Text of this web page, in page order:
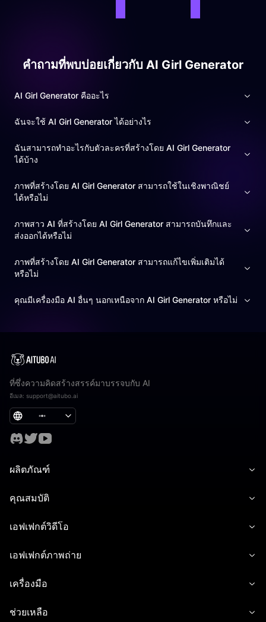
คำถามที่พบบ่อยเกี่ยวกับ AI Girl Generator
AI Girl Generator คืออะไร
ฉันจะใช้ AI Girl Generator ได้อย่างไร
ฉันสามารถทำอะไรกับตัวละครที่สร้างโดย AI Girl Generator
ได้บ้าง
ภาพที่สร้างโดย AI Girl Generator สามารถใช้ในเชิงพาณิชย์
ได้หรือไม่
ภาพสาว AI ที่สร้างโดย AI Girl Generator สามารถบันทึกและ
ส่งออกได้หรือไม่
ภาพที่สร้างโดย AI Girl Generator สามารถแก้ไขเพิ่มเติมได้
หรือไม่
คุณมีเครื่องมือ AI อื่นๆ นอกเหนือจาก AI Girl Generator หรือไม่
ที่ซึ่งความคิดสร้างสรรค์มาบรรจบกับ AI
อีเมล: support@aitubo.ai
ผลิตภัณฑ์
คุณสมบัติ
เอฟเฟกต์วิดีโอ
เอฟเฟกต์ภาพถ่าย
เครื่องมือ
ช่วยเหลือ